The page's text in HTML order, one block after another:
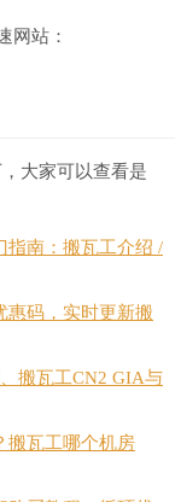
网站：
大家可以查看是
指南：搬瓦工介绍 /
惠码，实时更新搬
搬瓦工CN2 GIA与
搬瓦工哪个机房